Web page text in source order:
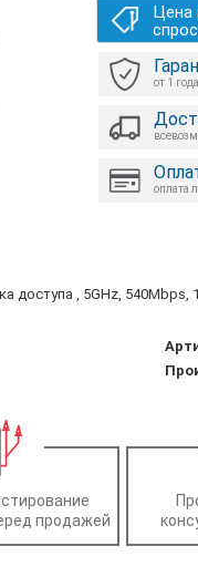
Цена
от 1
оплата
доступа , 5GHz, 540Mbps,
продажей